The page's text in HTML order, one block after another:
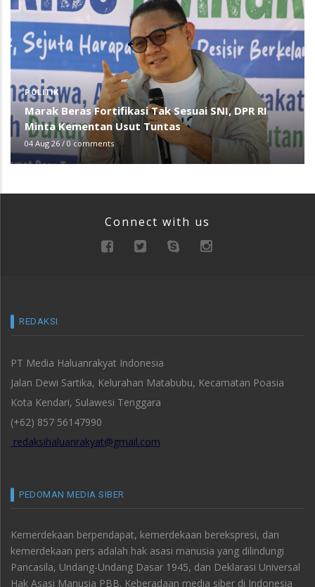
POLITIK
Marak Beras Fortifikasi Tak Sesuai SNI, DPR RI
Minta Kementan Usut Tuntas
04 Aug 26 / 0 comments
Connect with us
REDAKSI
PT Media Haluanrakyat Indonesia
Jalan Dewi Sartika, Kelurahan Matabubu, Kecamatan Poasia
Kota Kendari, Sulawesi Tenggara
(+62) 857 56147990
redaksihaluanrakyat@gmail.com
PEDOMAN MEDIA SIBER
Kemerdekaan berpendapat, kemerdekaan berekspresi, dan
kemerdekaan pers adalah hak asasi manusia yang dilindungi
Pancasila, Undang-Undang Dasar 1945, dan Deklarasi Universal
Hak Asasi Manusia PBB. Keberadaan media siber di Indonesia